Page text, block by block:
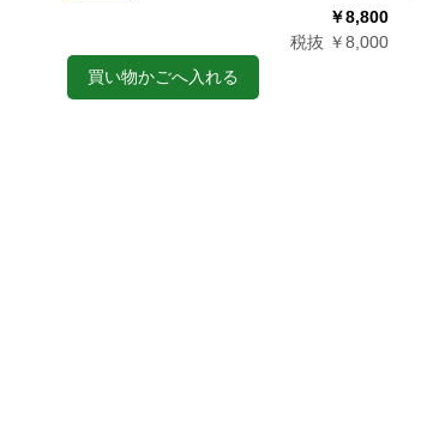
￥8,800
税抜 ￥8,000
買い物かごへ入れる